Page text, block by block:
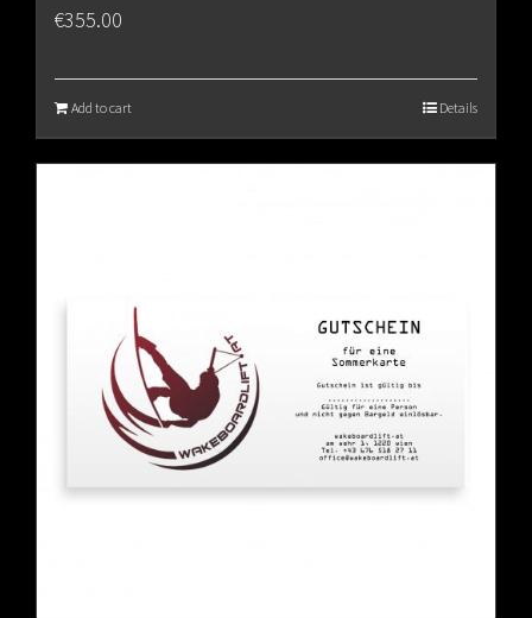
€355.00
Add to cart Details